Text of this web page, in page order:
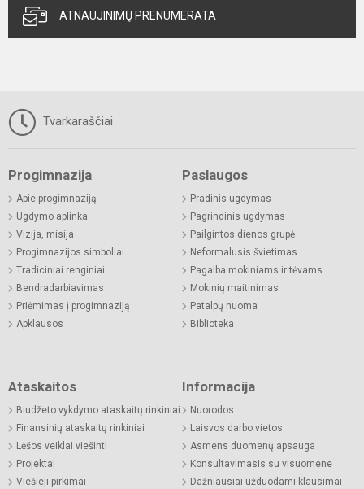
ATNAUJINIMŲ PRENUMERATA
Tvarkaraščiai
Progimnazija
Apie progimnaziją
Ugdymo aplinka
Vizija, misija
Progimnazijos simboliai
Tradiciniai renginiai
Bendradarbiavimas
Priėmimas į progimnaziją
Apklausos
Paslaugos
Pradinis ugdymas
Pagrindinis ugdymas
Pailgintos dienos grupė
Neformalusis švietimas
Pagalba mokiniams ir tėvams
Mokinių maitinimas
Patalpų nuoma
Biblioteka
Ataskaitos
Biudžeto vykdymo ataskaitų rinkiniai
Finansinių ataskaitų rinkiniai
Lėšos veiklai viešinti
Projektai
Viešieji pirkimai
Informacija
Nuorodos
Laisvos darbo vietos
Asmens duomenų apsauga
Konsultavimasis su visuomene
Dažniausiai užduodami klausimai